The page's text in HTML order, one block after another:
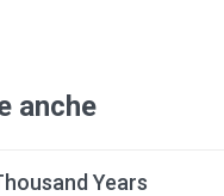
anche
Years